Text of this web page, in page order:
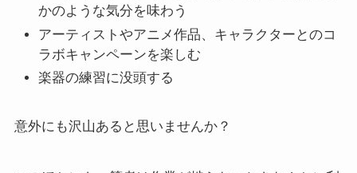
かのような気分を味わう
アーティストやアニメ作品、キャラクターとのコ
ラボキャンペーンを楽しむ
楽器の練習に没頭する
意外にも沢山あると思いませんか？